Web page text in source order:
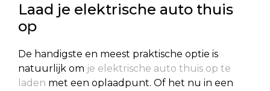
Laad je elektrische auto thuis
op
De handigste en meest praktische optie is
natuurlijk om je elektrische auto thuis op te
laden met een oplaadpunt. Of het nu in een